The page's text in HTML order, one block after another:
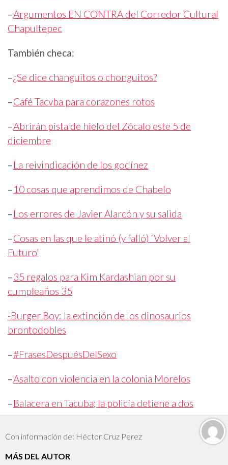
–Argumentos EN CONTRA del Corredor Cultural
Chapultepec
También checa:
–¿Se dice changuitos o chonguitos?
–Café Tacvba para corazones rotos
–Abrirán pista de hielo del Zócalo este 5 de
diciembre
–La reivindicación de los godínez
–10 cosas que aprendimos de Chabelo
–Los errores de Javier Alarcón y su salida
–Cosas en las que le atinó (y falló) ‘Volver al
Futuro’
–35 regalos para Kim Kardashian por su
cumpleaños 35
-Burger Boy: la extinción de los dinosaurios
brontodobles
–#FrasesDespuésDelSexo
–Asalto con violencia en la colonia Morelos
–Balacera en Tacuba; la policía detiene a dos
Con información de: Héctor Cruz Perez
MÁS DEL AUTOR